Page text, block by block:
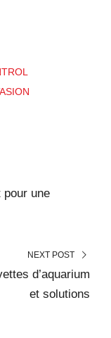
une
NEXT POST
d’aquarium
et solutions